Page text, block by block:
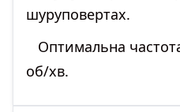
шуруповертах.
Оптимальна
об/хв.